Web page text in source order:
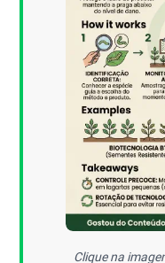
Clique na